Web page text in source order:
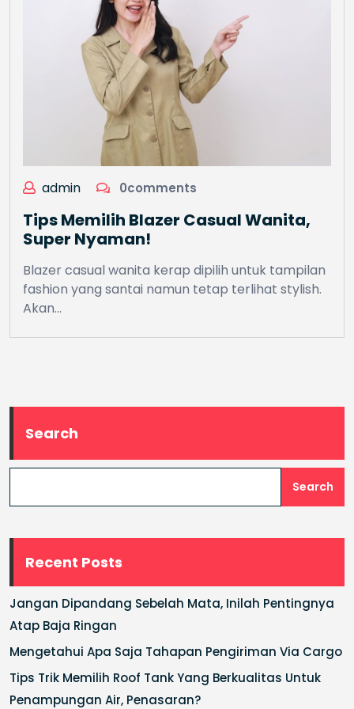
admin 0comments
Tips Memilih Blazer Casual Wanita,
Super Nyaman!
Blazer casual wanita kerap dipilih untuk tampilan
fashion yang santai namun tetap terlihat stylish.
Akan…
Search
Search
Recent Posts
Jangan Dipandang Sebelah Mata, Inilah Pentingnya
Atap Baja Ringan
Mengetahui Apa Saja Tahapan Pengiriman Via Cargo
Tips Trik Memilih Roof Tank Yang Berkualitas Untuk
Penampungan Air, Penasaran?